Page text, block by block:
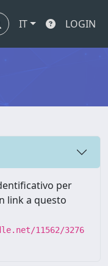
IT LOGIN
per
link a questo
11562/3276